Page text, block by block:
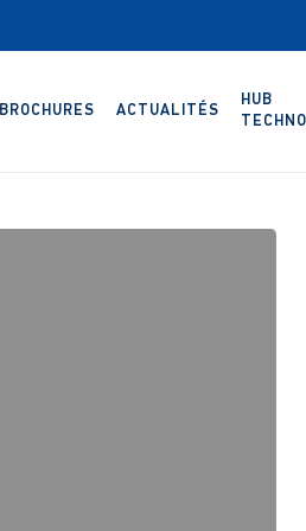
BROCHURES ACTUALITÉS
HUB